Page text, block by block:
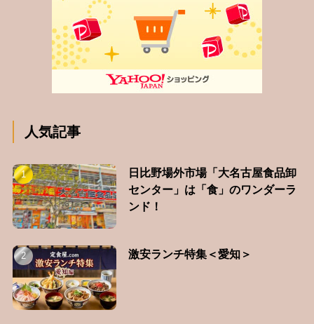
人気記事
日比野場外市場「大名古屋食品卸
センター」は「食」のワンダーラ
ンド！
激安ランチ特集＜愛知＞